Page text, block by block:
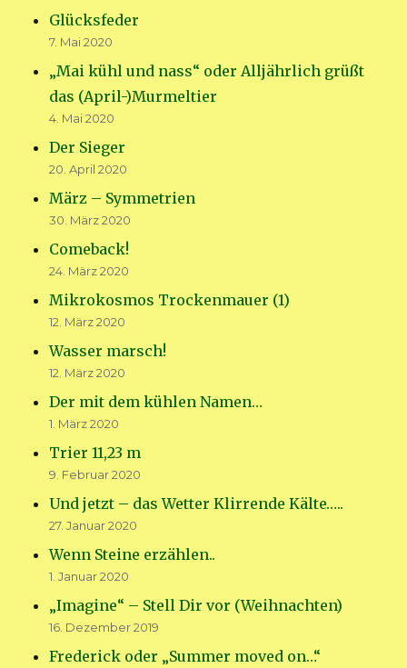
Glücksfeder
7. Mai 2020
„Mai kühl und nass“ oder Alljährlich grüßt
das (April-)Murmeltier
4. Mai 2020
Der Sieger
20. April 2020
März – Symmetrien
30. März 2020
Comeback!
24. März 2020
Mikrokosmos Trockenmauer (1)
12. März 2020
Wasser marsch!
12. März 2020
Der mit dem kühlen Namen…
1. März 2020
Trier 11,23 m
9. Februar 2020
Und jetzt – das Wetter Klirrende Kälte…..
27. Januar 2020
Wenn Steine erzählen..
1. Januar 2020
„Imagine“ – Stell Dir vor (Weihnachten)
16. Dezember 2019
Frederick oder „Summer moved on…“